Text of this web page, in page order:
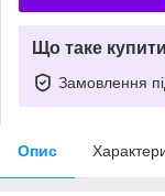
Що таке
Замовлення
Опис